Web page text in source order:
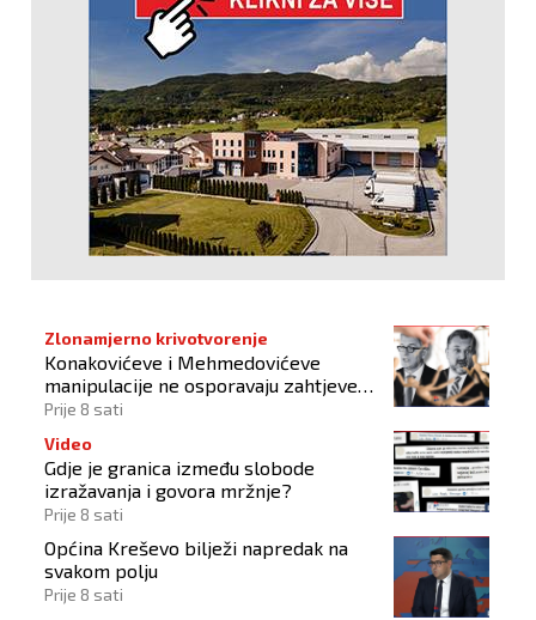
Zlonamjerno krivotvorenje
Konakovićeve i Mehmedovićeve
manipulacije ne osporavaju zahtjeve
Hrvata
Prije 8 sati
Video
Gdje je granica između slobode
izražavanja i govora mržnje?
Prije 8 sati
Općina Kreševo bilježi napredak na
svakom polju
Prije 8 sati